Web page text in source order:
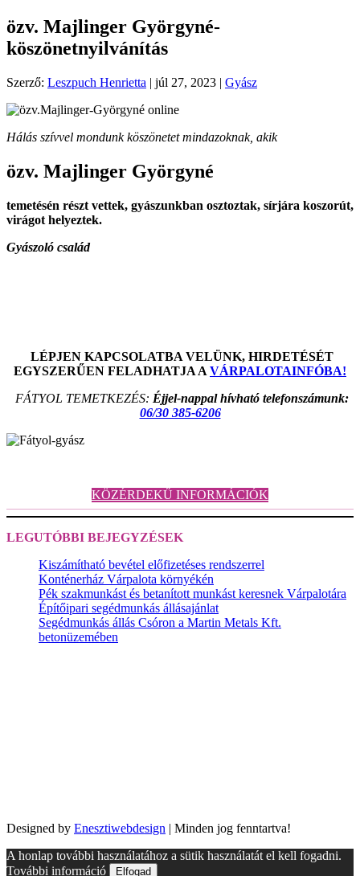
özv. Majlinger Györgyné-
köszönetnyilvánítás
Szerző: Leszpuch Henrietta | júl 27, 2023 | Gyász
Hálás szívvel mondunk köszönetet mindazoknak, akik
özv. Majlinger Györgyné
temetésén részt vettek, gyászunkban osztoztak, sírjára koszorút,
virágot helyeztek.
Gyászoló család
LÉPJEN KAPCSOLATBA VELÜNK, HIRDETÉSÉT
EGYSZERŰEN FELADHATJA A VÁRPALOTAINFÓBA!
FÁTYOL TEMETKEZÉS: Éjjel-nappal hívható telefonszámunk:
06/30 385-6206
KÖZÉRDEKŰ INFORMÁCIÓK
LEGUTÓBBI BEJEGYZÉSEK
Kiszámítható bevétel előfizetéses rendszerrel
Konténerház Várpalota környékén
Pék szakmunkást és betanított munkást keresnek Várpalotára
Építőipari segédmunkás állásajánlat
Segédmunkás állás Csóron a Martin Metals Kft.
betonüzemében
Designed by Enesztiwebdesign | Minden jog fenntartva!
A honlap további használatához a sütik használatát el kell fogadni.
További információ
Elfogad